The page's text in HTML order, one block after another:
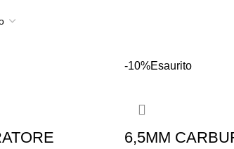
-10%Esaurito
6,5MM